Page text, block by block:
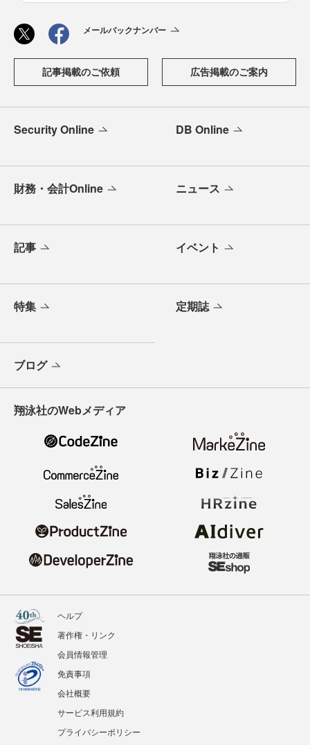
メールバックナンバー
記事掲載のご依頼 広告掲載のご案内
Security Online DB Online
財務・会計Online ニュース
記事 イベント
特集 定期誌
ブログ
翔泳社のWebメディア
ヘルプ
著作権・リンク
会員情報管理
免責事項
会社概要
サービス利用規約
プライバシーポリシー